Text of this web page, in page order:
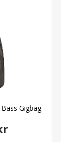
Gigbag